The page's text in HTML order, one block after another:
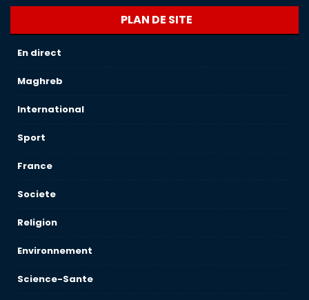
PLAN DE SITE
En direct
Maghreb
International
Sport
France
Societe
Religion
Environnement
Science-Sante